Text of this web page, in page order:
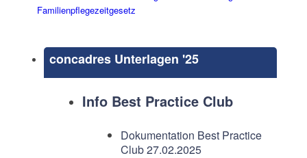
concadres Unterlagen '25
Info Best Practice Club
Dokumentation Best Practice
Club 27.02.2025
Familienpflegezeitgesetz